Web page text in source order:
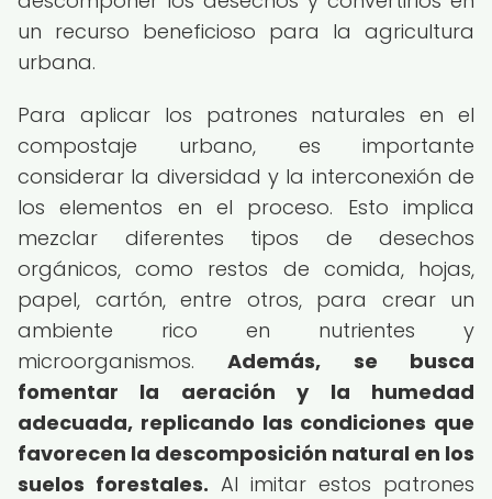
un recurso beneficioso para la agricultura
urbana.
Para aplicar los patrones naturales en el
compostaje urbano, es importante
considerar la diversidad y la interconexión de
los elementos en el proceso. Esto implica
mezclar diferentes tipos de desechos
orgánicos, como restos de comida, hojas,
papel, cartón, entre otros, para crear un
ambiente rico en nutrientes y
microorganismos.Además, se busca
fomentar la aeración y la humedad
adecuada, replicando las condiciones que
favorecen la descomposición natural en los
suelos forestales. Al imitar estos patrones